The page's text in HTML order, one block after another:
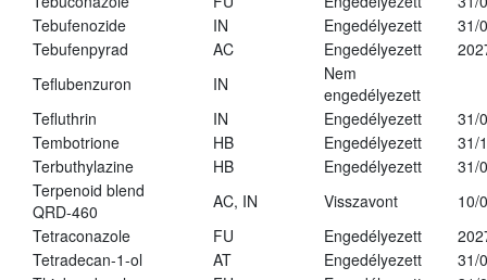
Tebufenozide
IN Engedélyezett
31/
Tebufenpyrad
AC Engedélyezett
Teflubenzuron
IN
Nem
engedélyezett
Tefluthrin
IN Engedélyezett
31/
Tembotrione
HB Engedélyezett
31/
Terbuthylazine
HB Engedélyezett
31/
Terpenoid blend
QRD-460
AC, IN Visszavont
10/
Tetraconazole
FU Engedélyezett
Tetradecan-1-ol
AT Engedélyezett
31/